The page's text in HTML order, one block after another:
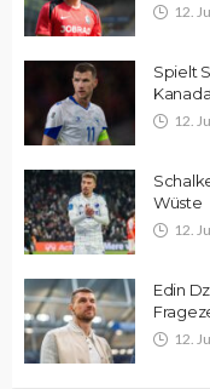
12.
Spielt
12.
Wüste
12.
Edin
12.